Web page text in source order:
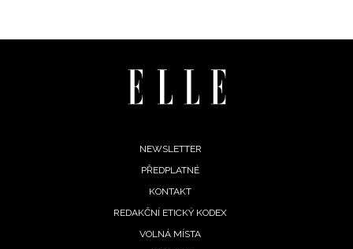
NEWSLETTER
PŘEDPLATNÉ
KONTAKT
REDAKČNÍ ETICKÝ KODEX
VOLNÁ MÍSTA